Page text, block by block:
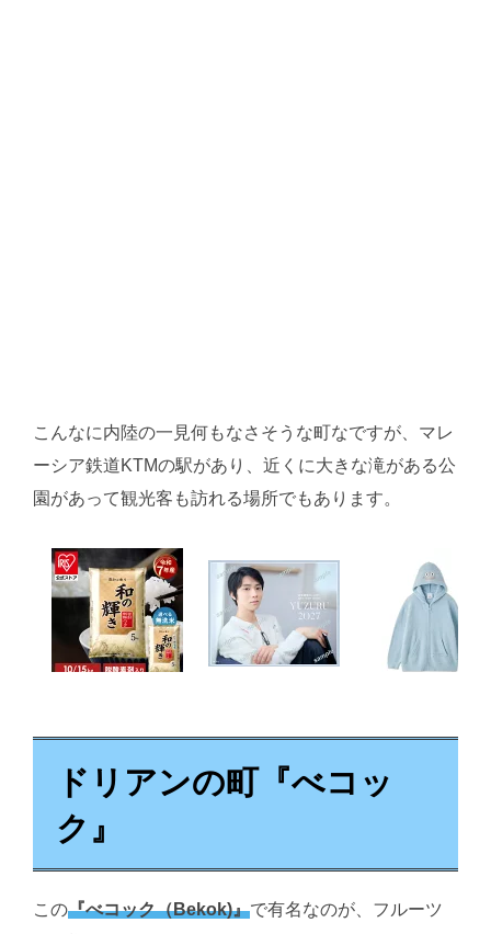
こんなに内陸の一見何もなさそうな町なですが、マレ
ーシア鉄道KTMの駅があり、近くに大きな滝がある公
園があって観光客も訪れる場所でもあります。
ドリアンの町『べコッ
ク』
この『べコック（Bekok)』で有名なのが、フルーツ